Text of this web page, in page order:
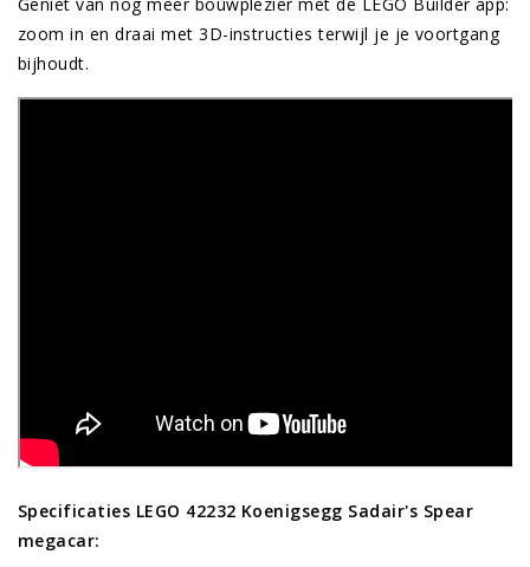
zoom in en draai met 3D-instructies terwijl je je voortgang
bijhoudt.
Specificaties LEGO 42232 Koenigsegg Sadair's Spear
megacar: